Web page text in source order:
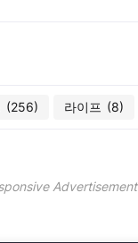
(256) 라이프 (8)
Advertisement